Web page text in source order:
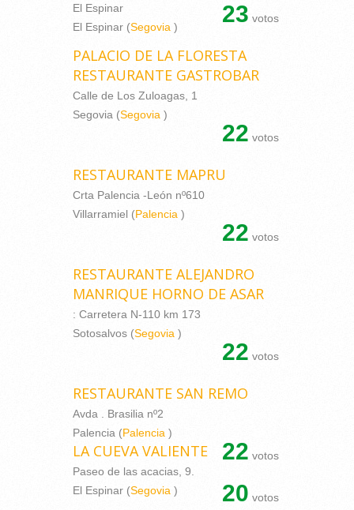
El Espinar
El Espinar (Segovia ) 23 votos
PALACIO DE LA FLORESTA
RESTAURANTE GASTROBAR
Calle de Los Zuloagas, 1
Segovia (Segovia )
22 votos
RESTAURANTE MAPRU
Crta Palencia -León nº610
Villarramiel (Palencia )
22 votos
RESTAURANTE ALEJANDRO
MANRIQUE HORNO DE ASAR
: Carretera N-110 km 173
Sotosalvos (Segovia )
22 votos
RESTAURANTE SAN REMO
Avda . Brasilia nº2
Palencia (Palencia )
22 votos
LA CUEVA VALIENTE
Paseo de las acacias, 9.
El Espinar (Segovia ) 20 votos